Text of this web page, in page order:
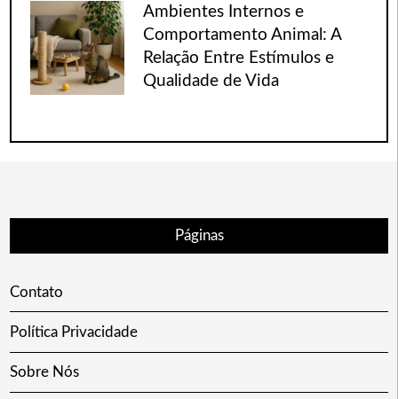
Ambientes Internos e
Comportamento Animal: A
Relação Entre Estímulos e
Qualidade de Vida
Páginas
Contato
Política Privacidade
Sobre Nós